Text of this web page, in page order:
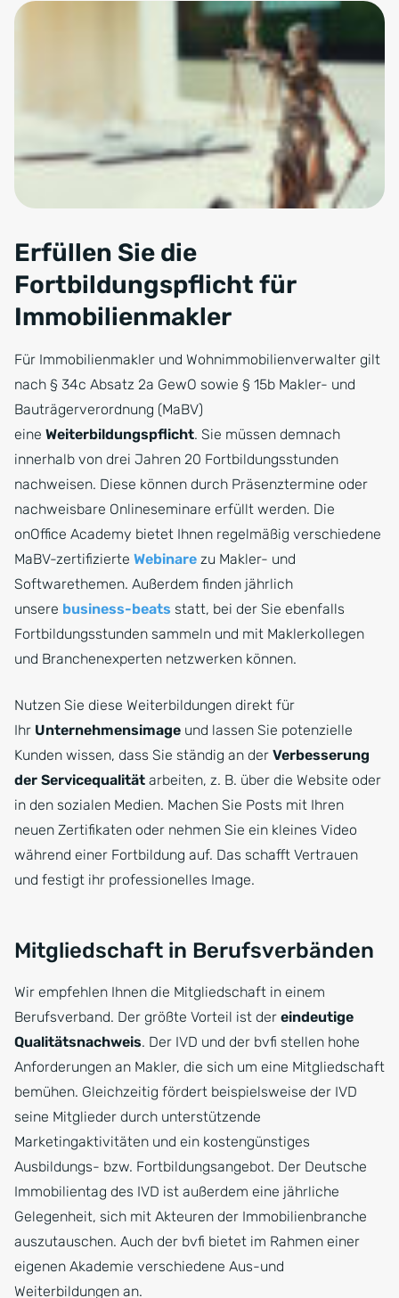
Erfüllen Sie die
Fortbildungspflicht für
Immobilienmakler
Für Immobilienmakler und Wohnimmobilienverwalter gilt
nach § 34c Absatz 2a GewO sowie § 15b Makler- und
Bauträgerverordnung (MaBV)
eine Weiterbildungspflicht. Sie müssen demnach
innerhalb von drei Jahren 20 Fortbildungsstunden
nachweisen. Diese können durch Präsenztermine oder
nachweisbare Onlineseminare erfüllt werden. Die
onOffice Academy bietet Ihnen regelmäßig verschiedene
MaBV-zertifizierte Webinare zu Makler- und
Softwarethemen. Außerdem finden jährlich
unsere business-beats statt, bei der Sie ebenfalls
Fortbildungsstunden sammeln und mit Maklerkollegen
und Branchenexperten netzwerken können.
Nutzen Sie diese Weiterbildungen direkt für
Ihr Unternehmensimage und lassen Sie potenzielle
Kunden wissen, dass Sie ständig an der Verbesserung
der Servicequalität arbeiten, z. B. über die Website oder
in den sozialen Medien. Machen Sie Posts mit Ihren
neuen Zertifikaten oder nehmen Sie ein kleines Video
während einer Fortbildung auf. Das schafft Vertrauen
und festigt ihr professionelles Image.
Mitgliedschaft in Berufsverbänden
Wir empfehlen Ihnen die Mitgliedschaft in einem
Berufsverband. Der größte Vorteil ist der eindeutige
Qualitätsnachweis. Der IVD und der bvfi stellen hohe
Anforderungen an Makler, die sich um eine Mitgliedschaft
bemühen. Gleichzeitig fördert beispielsweise der IVD
seine Mitglieder durch unterstützende
Marketingaktivitäten und ein kostengünstiges
Ausbildungs- bzw. Fortbildungsangebot. Der Deutsche
Immobilientag des IVD ist außerdem eine jährliche
Gelegenheit, sich mit Akteuren der Immobilienbranche
auszutauschen. Auch der bvfi bietet im Rahmen einer
eigenen Akademie verschiedene Aus-und
Weiterbildungen an.